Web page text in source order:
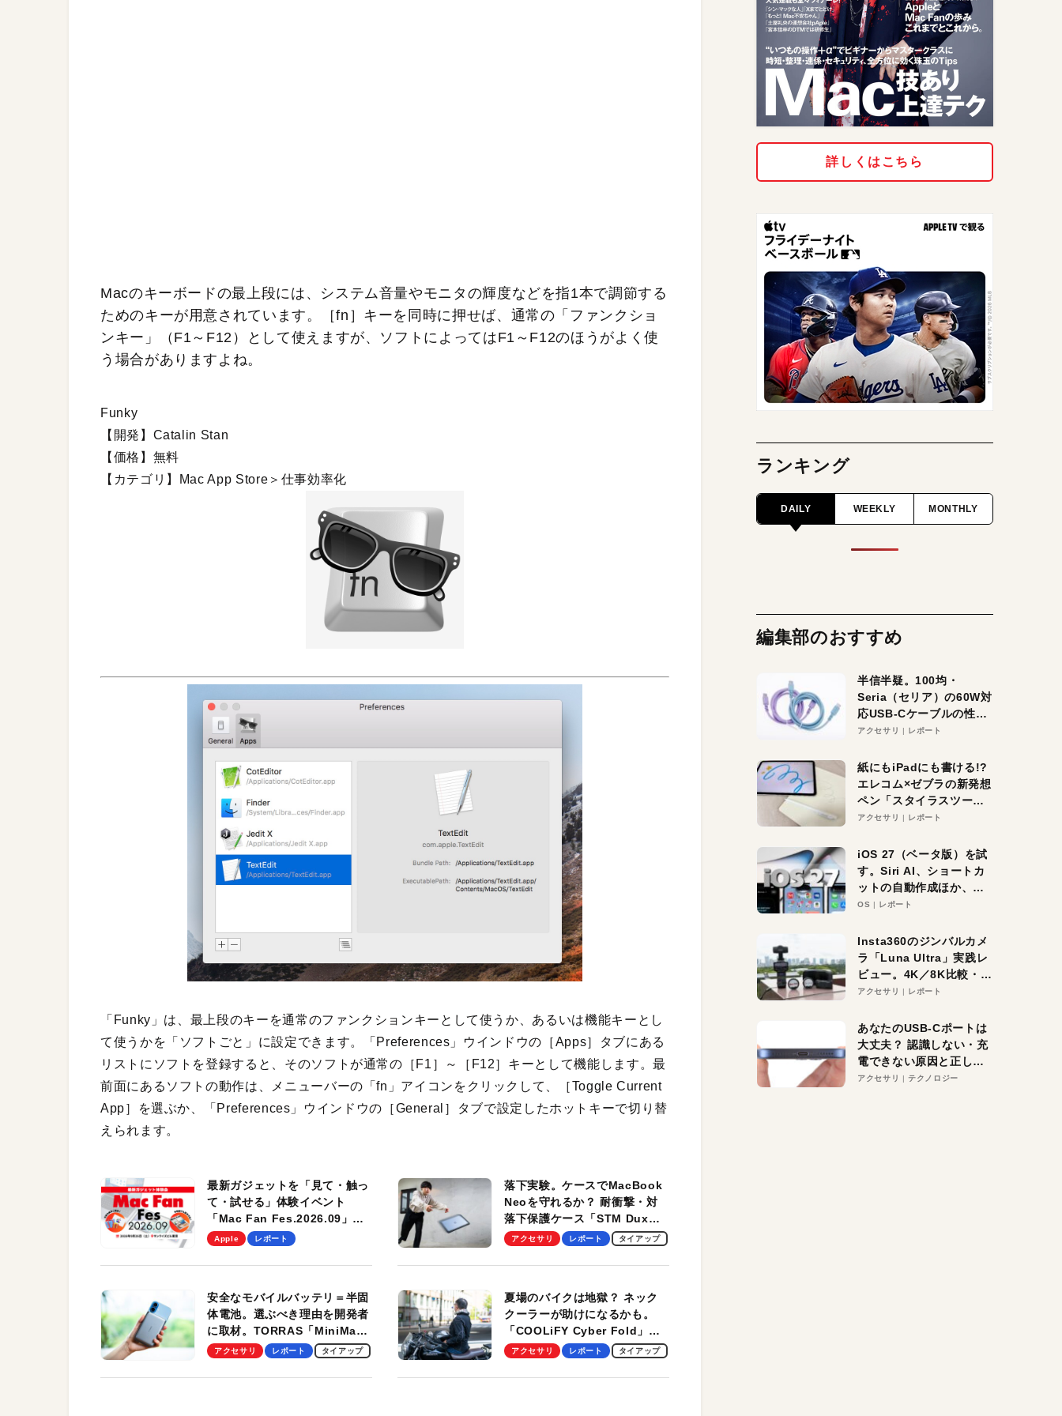
Macのキーボードの最上段には、システム音量やモニタの輝度などを指1本で調節する
ためのキーが用意されています。［fn］キーを同時に押せば、通常の「ファンクショ
ンキー」（F1～F12）として使えますが、ソフトによってはF1～F12のほうがよく使
う場合がありますよね。
Funky
【開発】Catalin Stan
【価格】無料
【カテゴリ】Mac App Store＞仕事効率化
「Funky」は、最上段のキーを通常のファンクションキーとして使うか、あるいは機能キーとし
て使うかを「ソフトごと」に設定できます。「Preferences」ウインドウの［Apps］タブにある
リストにソフトを登録すると、そのソフトが通常の［F1］～［F12］キーとして機能します。最
前面にあるソフトの動作は、メニューバーの「fn」アイコンをクリックして、［Toggle Current
App］を選ぶか、「Preferences」ウインドウの［General］タブで設定したホットキーで切り替
えられます。
最新ガジェットを「見て・触っ
て・試せる」体験イベント
「Mac Fan Fes.2026.09」
を、9月26日（土）に開催しま
Apple レポート
落下実験。ケースでMacBook
Neoを守れるか？ 耐衝撃・対
落下保護ケース「STM Dux
Ultra」を検証。学生、ビジネ
適！
アクセサリ レポート タイアップ
安全なモバイルバッテリ＝半固
体電池。選ぶべき理由を開発者
に取材。TORRAS「MiniMag
Pro」の実機レビューも
アクセサリ レポート タイアップ
夏場のバイクは地獄？ ネック
クーラーが助けになるかも。
「COOLiFY Cyber Fold」レ
ビュー。冷却の速さ、密着する
性がグッド！
アクセサリ レポート タイアップ
詳しくはこちら
ランキング
DAILY WEEKLY MONTHLY
編集部のおすすめ
半信半疑。100均・
Seria（セリア）の60W対
応USB-Cケーブルの性能
を検証。超コスパの1本を
アクセサリ レポート
紙にもiPadにも書ける!?
エレコム×ゼブラの新発想
ペン「スタイラスツーウ
ェイ」レビュー。持ち替
アクセサリ レポート
iOS 27（ベータ版）を試
す。Siri AI、ショートカ
ットの自動作成ほか、期
待大の便利機能5選。
る未来はすぐそこ！
OS レポート
Insta360のジンバルカメ
ラ「Luna Ultra」実践レ
ビュー。4K／8K比較・ズ
ーム・夜間撮影をチェッ
アクセサリ レポート
あなたのUSB-Cポートは
大丈夫？ 認識しない・充
電できない原因と正しい
対策
アクセサリ テクノロジー